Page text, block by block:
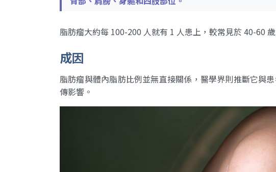
脂肪瘤大約每 100-200 人就有 1 人患上，較常見於 40-60
成因
脂肪瘤與體內脂肪比例並無直接關係，醫學界則推斷它與
傳影響。